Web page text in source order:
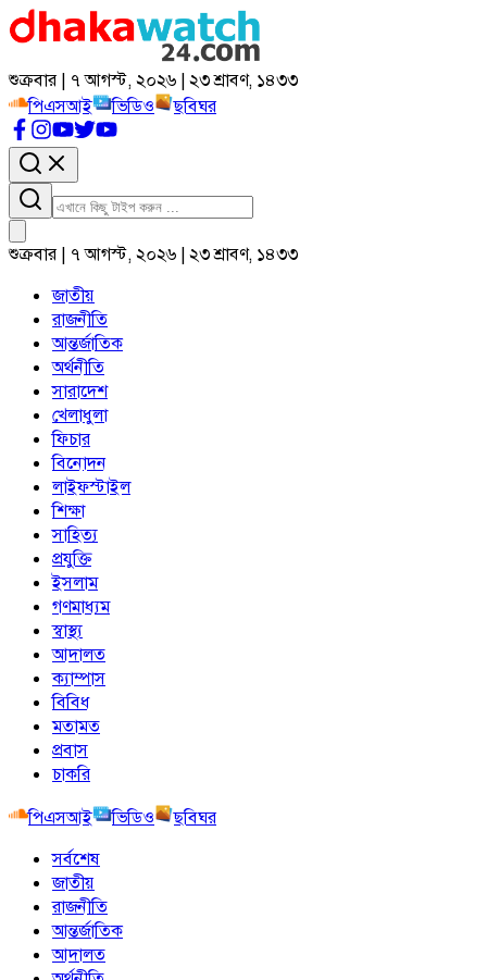
শুক্রবার | ৭ আগস্ট, ২০২৬ | ২৩ শ্রাবণ, ১৪৩৩
পিএসআই
ভিডিও ছবিঘর
শুক্রবার | ৭ আগস্ট, ২০২৬ | ২৩ শ্রাবণ, ১৪৩৩
জাতীয়
রাজনীতি
আন্তর্জাতিক
অর্থনীতি
সারাদেশ
খেলাধুলা
ফিচার
বিনোদন
লাইফস্টাইল
শিক্ষা
সাহিত্য
প্রযুক্তি
ইসলাম
গণমাধ্যম
স্বাস্থ্য
আদালত
ক্যাম্পাস
বিবিধ
মতামত
প্রবাস
চাকরি
পিএসআই
ভিডিও
ছবিঘর
সর্বশেষ
জাতীয়
রাজনীতি
আন্তর্জাতিক
আদালত